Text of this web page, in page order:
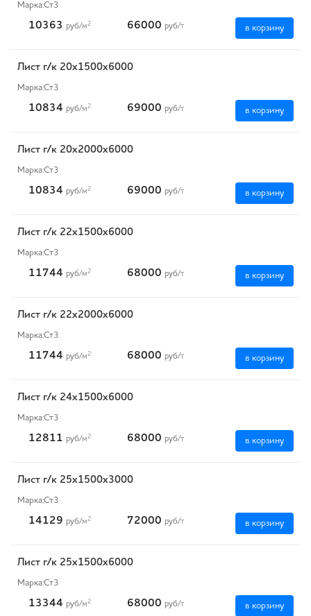
Марка:Ст3
10363 руб/м2 66000 руб/т в корзину
Лист г/к 20х1500х6000
Марка:Ст3
10834 руб/м2 69000 руб/т в корзину
Лист г/к 20х2000х6000
Марка:Ст3
10834 руб/м2 69000 руб/т в корзину
Лист г/к 22х1500х6000
Марка:Ст3
11744 руб/м2 68000 руб/т в корзину
Лист г/к 22х2000х6000
Марка:Ст3
11744 руб/м2 68000 руб/т в корзину
Лист г/к 24х1500х6000
Марка:Ст3
12811 руб/м2 68000 руб/т в корзину
Лист г/к 25x1500x3000
Марка:Ст3
14129 руб/м2 72000 руб/т в корзину
Лист г/к 25х1500х6000
Марка:Ст3
13344 руб/м2 68000 руб/т в корзину